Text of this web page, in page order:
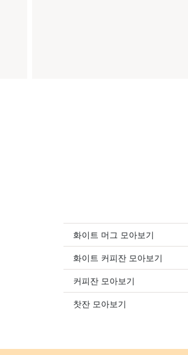
화이트 머그 모아보기
화이트 커피잔 모아보기
커피잔 모아보기
찻잔 모아보기